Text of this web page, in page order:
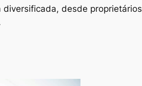
desde proprietários